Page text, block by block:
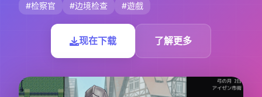
#检察官 #边境检查 #遊戲
现在下载 了解更多